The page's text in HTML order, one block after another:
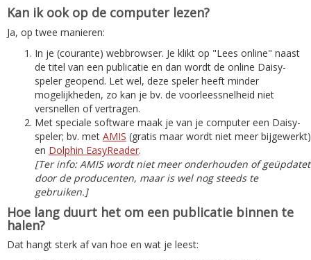
Kan ik ook op de computer lezen?
Ja, op twee manieren:
In je (courante) webbrowser. Je klikt op "Lees online" naast
de titel van een publicatie en dan wordt de online Daisy-
speler geopend. Let wel, deze speler heeft minder
mogelijkheden, zo kan je bv. de voorleessnelheid niet
versnellen of vertragen.
Met speciale software maak je van je computer een Daisy-
speler; bv. met AMIS (gratis maar wordt niet meer bijgewerkt)
en Dolphin EasyReader.
[Ter info: AMIS wordt niet meer onderhouden of geüpdatet
door de producenten, maar is wel nog steeds te
gebruiken.]
Hoe lang duurt het om een publicatie binnen te
halen?
Dat hangt sterk af van hoe en wat je leest: